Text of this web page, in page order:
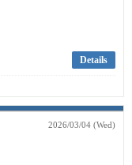
Details
2026/03/04 (Wed)